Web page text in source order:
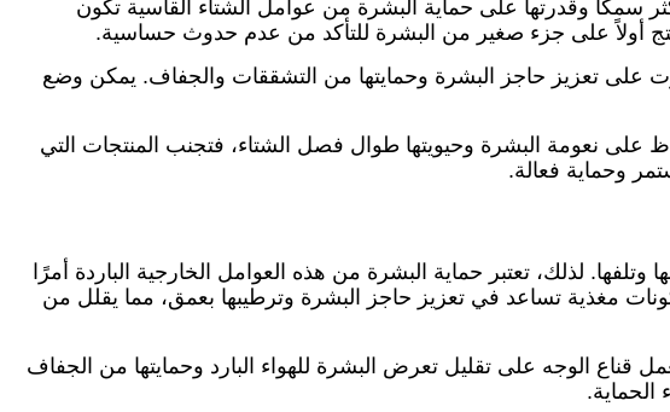
سمكًا وقدرتها على حماية البشرة من عوامل الشتاء القاسية تكون
أولاً على جزء صغير من البشرة للتأكد من عدم حدوث حساسية.
على تعزيز حاجز البشرة وحمايتها من التشققات والجفاف. يمكن وضع
على نعومة البشرة وحيويتها طوال فصل الشتاء، فتجنب المنتجات التي
وحماية فعالة.
لذلك، تعتبر حماية البشرة من هذه العوامل الخارجية الباردة أمرًا
مغذية تساعد في تعزيز حاجز البشرة وترطيبها بعمق، مما يقلل من
قناع الوجه على تقليل تعرض البشرة للهواء البارد وحمايتها من الجفاف
الحماية.